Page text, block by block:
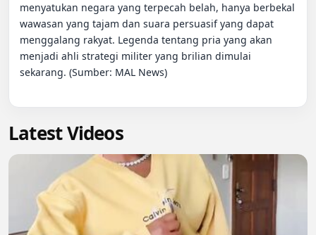
menyatukan negara yang terpecah belah, hanya berbekal
wawasan yang tajam dan suara persuasif yang dapat
menggalang rakyat. Legenda tentang pria yang akan
menjadi ahli strategi militer yang brilian dimulai
sekarang. (Sumber: MAL News)
Latest Videos